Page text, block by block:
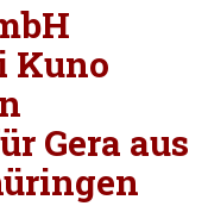
Kuno
Gera aus